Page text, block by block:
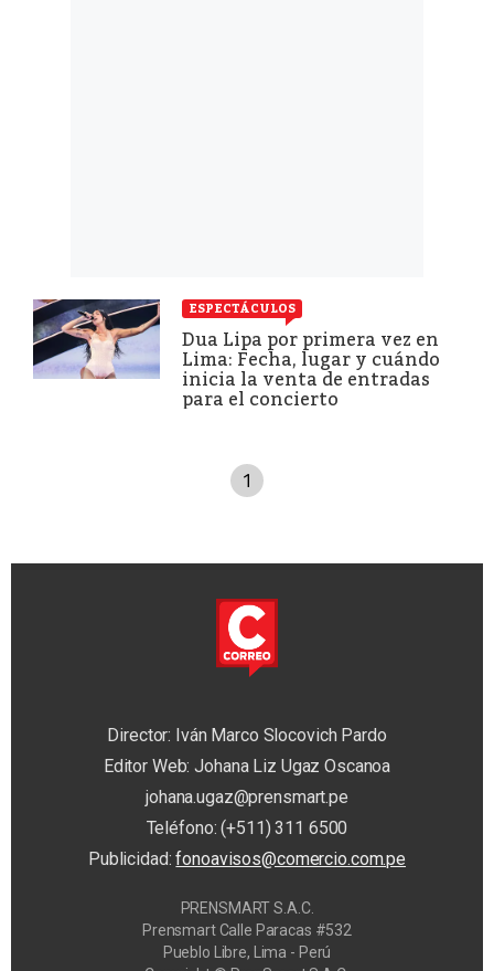
ESPECTÁCULOS
Dua Lipa por primera vez en
Lima: Fecha, lugar y cuándo
inicia la venta de entradas
para el concierto
1
Director: Iván Marco Slocovich Pardo
Editor Web: Johana Liz Ugaz Oscanoa
johana.ugaz@prensmart.pe
Teléfono: (+511) 311 6500
Publicidad:fonoavisos@comercio.com.pe
PRENSMART S.A.C.
Prensmart Calle Paracas #532
Pueblo Libre, Lima - Perú